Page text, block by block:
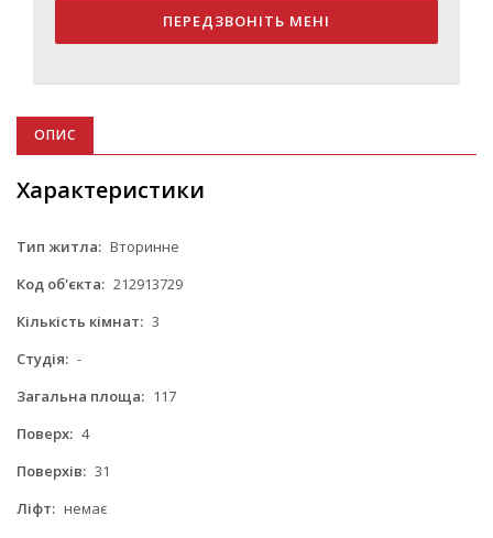
ПЕРЕДЗВОНІТЬ МЕНІ
ОПИС
Характеристики
Тип житла: Вторинне
Код об'єкта: 212913729
Кількість кімнат: 3
Студія: -
Загальна площа: 117
Поверх: 4
Поверхів: 31
Ліфт: немає